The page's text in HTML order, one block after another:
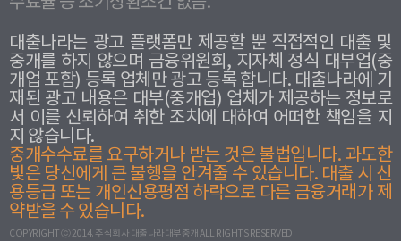
대출나라는 광고 플랫폼만 제공할 뿐 직접적인 대출 및
중개를 하지 않으며 금융위원회, 지자체 정식 대부업(중
개업 포함) 등록 업체만 광고 등록 합니다. 대출나라에 기
재된 광고 내용은 대부(중개업) 업체가 제공하는 정보로
서 이를 신뢰하여 취한 조치에 대하여 어떠한 책임을 지
지 않습니다.
중개수수료를 요구하거나 받는 것은 불법입니다. 과도한
빛은 당신에게 큰 불행을 안겨줄 수 있습니다. 대출 시 신
용등급 또는 개인신용평점 하락으로 다른 금융거래가 제
약받을 수 있습니다.
COPYRIGHT ⓒ 2014. 주식회사 대출나라대부중개 ALL RIGHTS RESERVED.